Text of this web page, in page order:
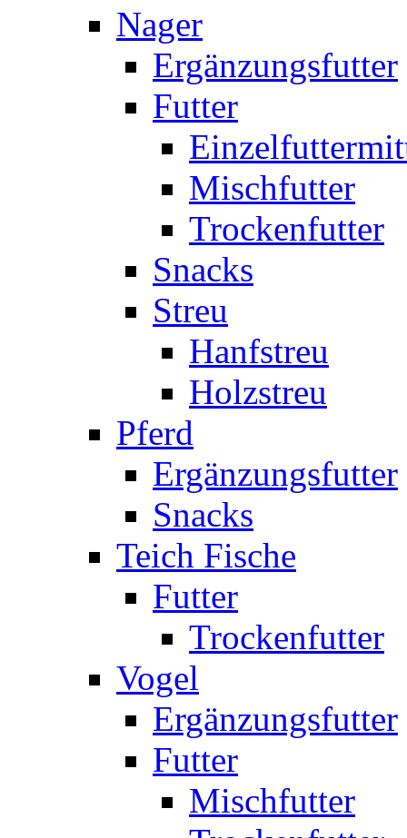
Nager
Ergänzungsfutter
Futter
Mischfutter
Trockenfutter
Snacks
Streu
Hanfstreu
Holzstreu
Pferd
Ergänzungsfutter
Snacks
Teich Fische
Futter
Trockenfutter
Vogel
Ergänzungsfutter
Futter
Mischfutter